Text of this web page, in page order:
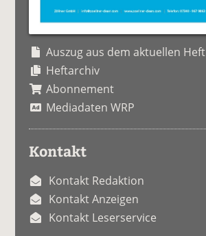
Auszug aus dem aktuellen Heft
Heftarchiv
Abonnement
Mediadaten WRP
Kontakt
Kontakt Redaktion
Kontakt Anzeigen
Kontakt Leserservice